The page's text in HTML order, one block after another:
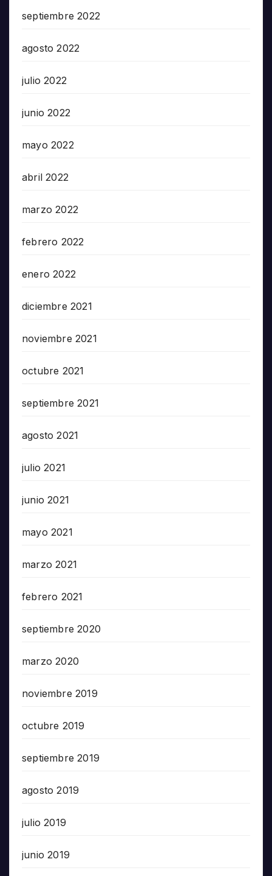
septiembre 2022
agosto 2022
julio 2022
junio 2022
mayo 2022
abril 2022
marzo 2022
febrero 2022
enero 2022
diciembre 2021
noviembre 2021
octubre 2021
septiembre 2021
agosto 2021
julio 2021
junio 2021
mayo 2021
marzo 2021
febrero 2021
septiembre 2020
marzo 2020
noviembre 2019
octubre 2019
septiembre 2019
agosto 2019
julio 2019
junio 2019